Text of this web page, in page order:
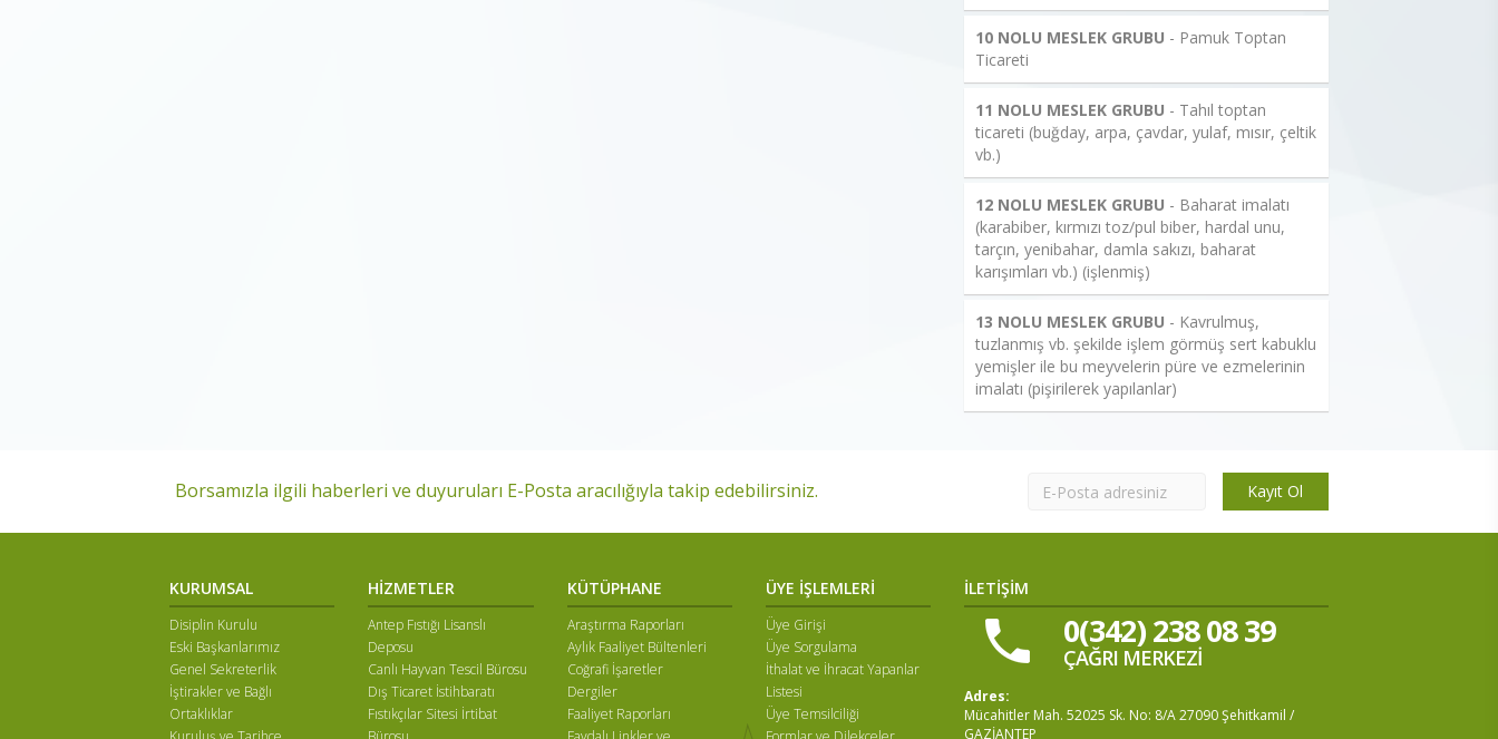
10 NOLU MESLEK GRUBU - Pamuk Toptan
Ticareti
11 NOLU MESLEK GRUBU - Tahıl toptan
ticareti (buğday, arpa, çavdar, yulaf, mısır, çeltik
vb.)
12 NOLU MESLEK GRUBU - Baharat imalatı
(karabiber, kırmızı toz/pul biber, hardal unu,
tarçın, yenibahar, damla sakızı, baharat
karışımları vb.) (işlenmiş)
13 NOLU MESLEK GRUBU - Kavrulmuş,
tuzlanmış vb. şekilde işlem görmüş sert kabuklu
yemişler ile bu meyvelerin püre ve ezmelerinin
imalatı (pişirilerek yapılanlar)
Borsamızla ilgili haberleri ve duyuruları E-Posta aracılığıyla takip edebilirsiniz. Kayıt Ol
KURUMSAL
Disiplin Kurulu
Eski Başkanlarımız
Genel Sekreterlik
İştirakler ve Bağlı
Ortaklıklar
HİZMETLER
Antep Fıstığı Lisanslı
Deposu
Canlı Hayvan Tescil Bürosu
Dış Ticaret İstihbaratı
Fıstıkçılar Sitesi İrtibat
KÜTÜPHANE
Araştırma Raporları
Aylık Faaliyet Bültenleri
Coğrafi İşaretler
Dergiler
Faaliyet Raporları
ÜYE İŞLEMLERİ
Üye Girişi
Üye Sorgulama
İthalat ve İhracat Yapanlar
Listesi
Üye Temsilciliği
İLETİŞİM
0(342) 238 08 39
ÇAĞRI MERKEZİ
Adres:
Mücahitler Mah. 52025 Sk. No: 8/A 27090 Şehitkamil /
GAZİANTEP